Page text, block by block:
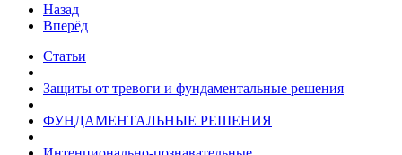
Назад
Вперёд
Статьи
Защиты от тревоги и фундаментальные решения
ФУНДАМЕНТАЛЬНЫЕ РЕШЕНИЯ